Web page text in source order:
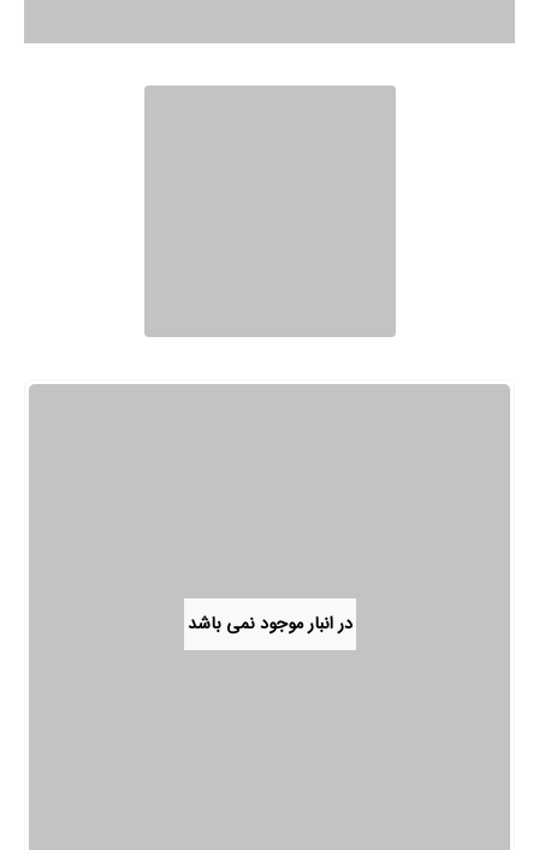
در انبار موجود نمی باشد